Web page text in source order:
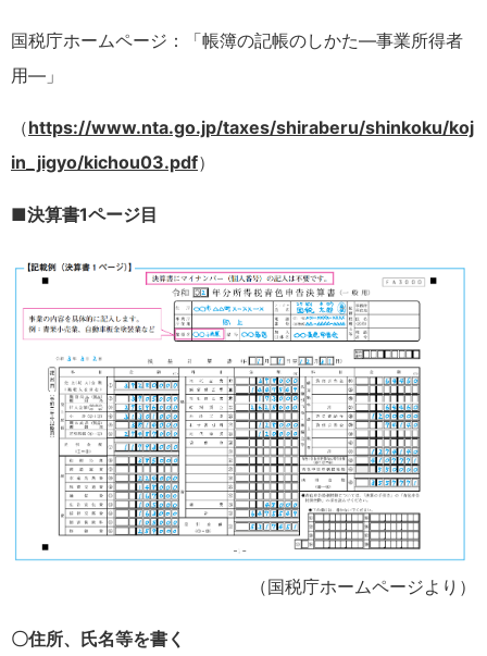
国税庁ホームページ：「帳簿の記帳のしかた―事業所得者
用―」
（https://www.nta.go.jp/taxes/shiraberu/shinkoku/koj
in_jigyo/kichou03.pdf）
■決算書1ページ目
（国税庁ホームページより）
〇住所、氏名等を書く